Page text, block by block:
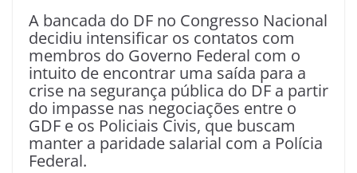
A bancada do DF no Congresso Nacional
decidiu intensificar os contatos com
membros do Governo Federal com o
intuito de encontrar uma saída para a
crise na segurança pública do DF a partir
do impasse nas negociações entre o
GDF e os Policiais Civis, que buscam
manter a paridade salarial com a Polícia
Federal.